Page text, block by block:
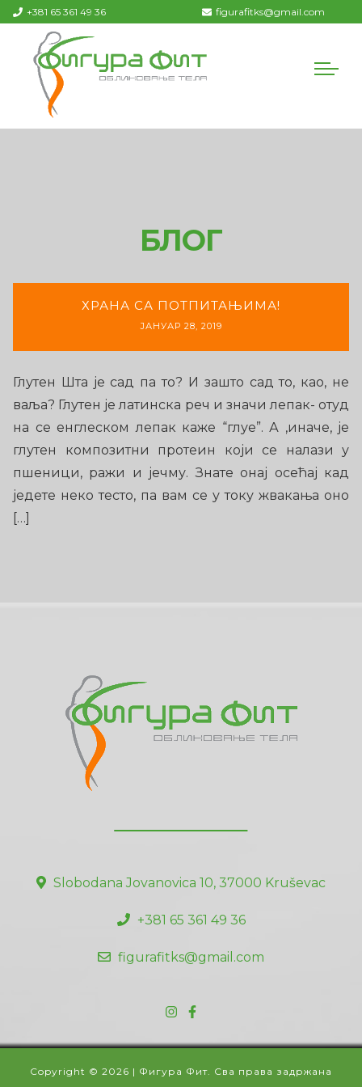
+381 65 361 49 36 figurafitks@gmail.com
БЛОГ
ХРАНА СА ПОТПИТАЊИМА!
ЈАНУАР 28, 2019
Глутен Шта је сад па то? И зашто сад то, као, не
ваља? Глутен је латинска реч и значи лепак- отуд
на се енглеском лепак каже “глуе”. А ,иначе, је
глутен композитни протеин који се налази у
пшеници, ражи и јечму. Знате онај осећај кад
једете неко тесто, па вам се у току жвакања оно
[…]
Slobodana Jovanovica 10, 37000 Kruševac
+381 65 361 49 36
figurafitks@gmail.com
Copyright © 2026 | Фигура Фит. Сва права задржана